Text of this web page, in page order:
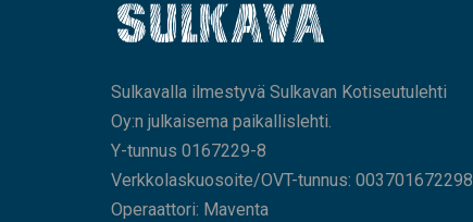
Sulkavalla ilmestyvä Sulkavan Kotiseutulehti
Oy:n julkaisema paikallislehti.
Y-tunnus 0167229-8
Verkkolaskuosoite/OVT-tunnus: 003701672298
Operaattori: Maventa